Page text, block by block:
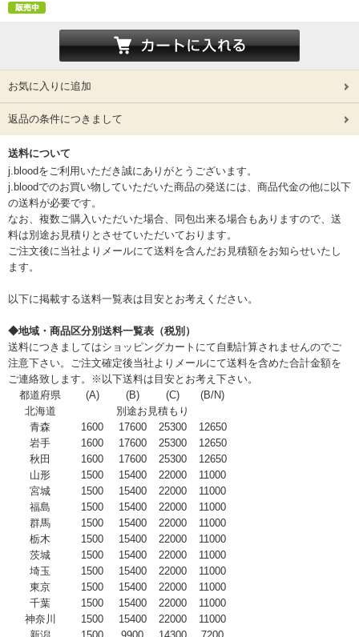
お気に入りに追加
返品の条件につきまして
送料について
j.bloodをご利用いただき誠にありがとうございます。
j.bloodでのお買い物していただいた商品の発送には、商品代金の他に以下
の送料が必要です。
なお、複数ご購入いただいた場合、同包出来る場合もありますので、送
料は別途お見積りとさせていただいております。
ご注文後に当社よりメールにて送料を含んだお見積額をお知らせいたし
ます。
以下に掲載する送料一覧表は目安とお考えください。
◆地域・商品区分別送料一覧表（税別）
送料につきましてはショッピングカートにて自動計算されませんのでご
注意下さい。ご注文確定後当社よりメールにて送料を含めた合計金額を
ご連絡致します。※以下送料は目安とお考え下さい。
都道府県
(A) (B) (C)
(B/N)
北海道
別途お見積もり
青森
1600 17600 25300
12650
岩手
1600 17600 25300
12650
秋田
1600 17600 25300
12650
山形
1500 15400 22000
11000
宮城
1500 15400 22000
11000
福島
1500 15400 22000
11000
群馬
1500 15400 22000
11000
栃木
1500 15400 22000
11000
茨城
1500 15400 22000
11000
埼玉
1500 15400 22000
11000
東京
1500 15400 22000
11000
千葉
1500 15400 22000
11000
神奈川
1500 15400 22000
11000